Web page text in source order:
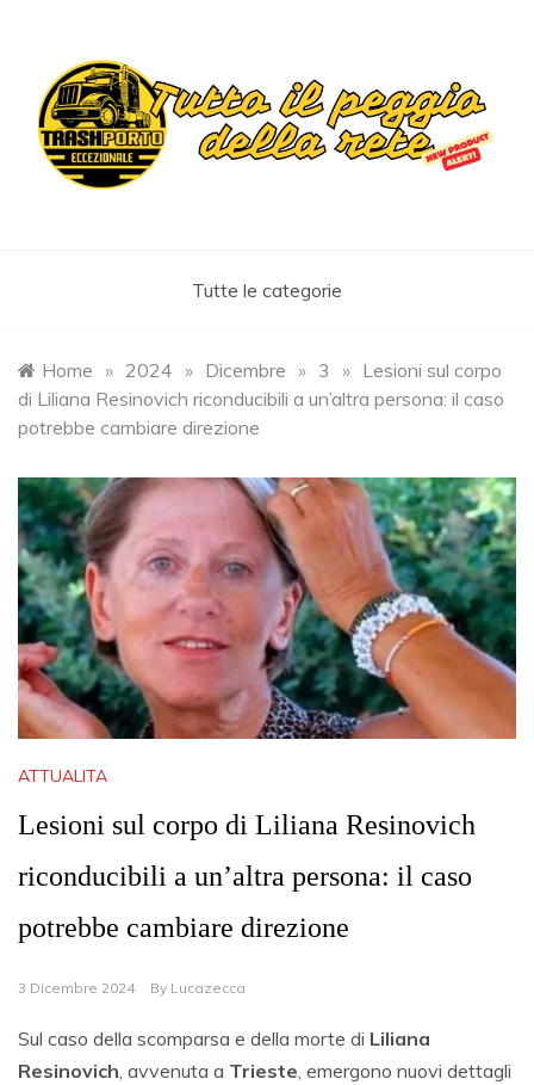
content
Tutte le categorie
Home » 2024 » Dicembre » 3 » Lesioni sul corpo
di Liliana Resinovich riconducibili a un’altra persona: il caso
potrebbe cambiare direzione
ATTUALITA
Lesioni sul corpo di Liliana Resinovich
riconducibili a un’altra persona: il caso
potrebbe cambiare direzione
3 Dicembre 2024 By Lucazecca
Sul caso della scomparsa e della morte di Liliana
Resinovich, avvenuta a Trieste, emergono nuovi dettagli